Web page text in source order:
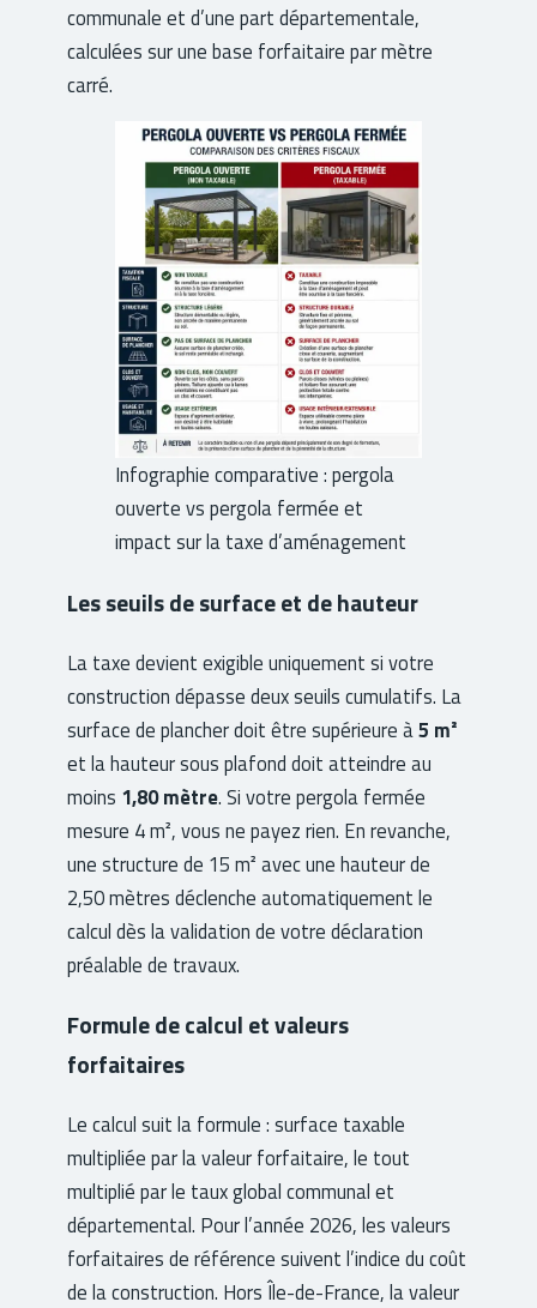
communale et d’une part départementale,
calculées sur une base forfaitaire par mètre
carré.
Infographie comparative : pergola
ouverte vs pergola fermée et
impact sur la taxe d’aménagement
Les seuils de surface et de hauteur
La taxe devient exigible uniquement si votre
construction dépasse deux seuils cumulatifs. La
surface de plancher doit être supérieure à5 m²
et la hauteur sous plafond doit atteindre au
moins 1,80 mètre. Si votre pergola fermée
mesure 4 m², vous ne payez rien. En revanche,
une structure de 15 m² avec une hauteur de
2,50 mètres déclenche automatiquement le
calcul dès la validation de votre déclaration
préalable de travaux.
Formule de calcul et valeurs
forfaitaires
Le calcul suit la formule : surface taxable
multipliée par la valeur forfaitaire, le tout
multiplié par le taux global communal et
départemental. Pour l’année 2026, les valeurs
forfaitaires de référence suivent l’indice du coût
de la construction. Hors Île-de-France, la valeur